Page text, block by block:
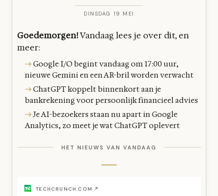
DINSDAG 19 MEI
Goedemorgen!Vandaag lees je over dit, en
meer:
→Google I/O begint vandaag om 17:00 uur,
nieuwe Gemini en een AR-bril worden verwacht
→ChatGPT koppelt binnenkort aan je
bankrekening voor persoonlijk financieel advies
→Je AI-bezoekers staan nu apart in Google
Analytics, zo meet je wat ChatGPT oplevert
HET NIEUWS VAN VANDAAG
TECHCRUNCH.COM ↗